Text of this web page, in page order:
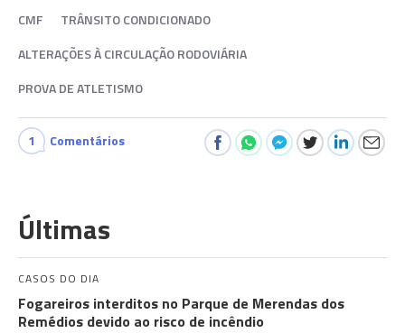
CMF
TRÂNSITO CONDICIONADO
ALTERAÇÕES À CIRCULAÇÃO RODOVIÁRIA
PROVA DE ATLETISMO
1 Comentários
Últimas
CASOS DO DIA
Fogareiros interditos no Parque de Merendas dos
Remédios devido ao risco de incêndio